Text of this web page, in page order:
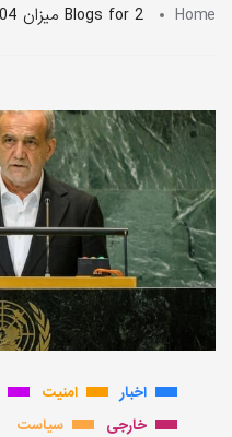
Home Blogs for 2 میزان 1404
اخبار امنیت
خارجی
سیاست